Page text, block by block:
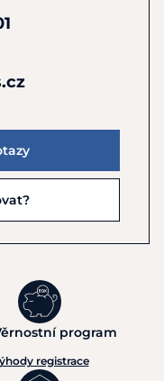
program
registrace